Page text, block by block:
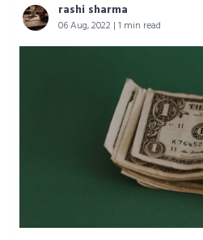
rashi sharma
06 Aug, 2022 | 1 min read